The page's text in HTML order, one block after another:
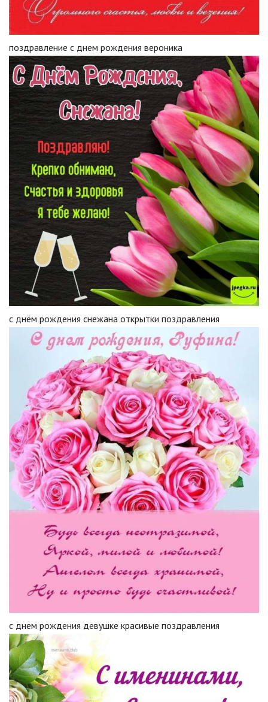
поздравление с днем рождения вероника
с днём рождения снежана открытки поздравления
с днем рождения девушке красивые поздравления